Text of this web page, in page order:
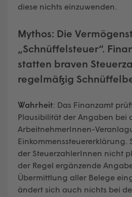
diese nichts einzuwenden.
Mythos: Die
„Schnüffelsteuer“.
statten braven
regelmäßig
Wahrheit: Das Finanzamt
Plausibilität der Angaben bei
ArbeitnehmerInnen-
Einkommenssteuererklärung.
der SteuerzahlerInnen nicht
der Regel ergänzende
Übermittlung aller Belege
ändert sich auch nichts bei